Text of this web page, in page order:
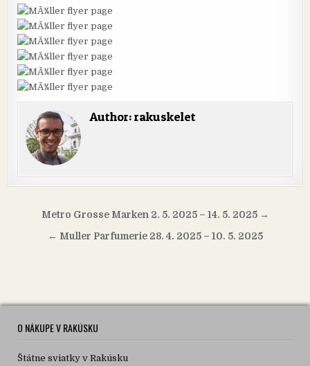
Author:rakuskelet
Navigácia
Metro Grosse Marken 2. 5. 2025 – 14. 5. 2025 →
← Muller Parfumerie 28. 4. 2025 – 10. 5. 2025
O NÁKUPE V RAKÚSKU
Štátne sviatky v Rakúsku